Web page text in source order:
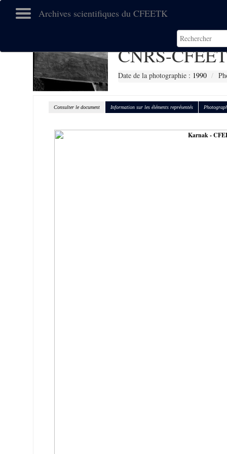
Archives scientifiques du CFEETK
CNRS-
Date de la photographie : 1990
Consulter le document Information sur les éléments représentés